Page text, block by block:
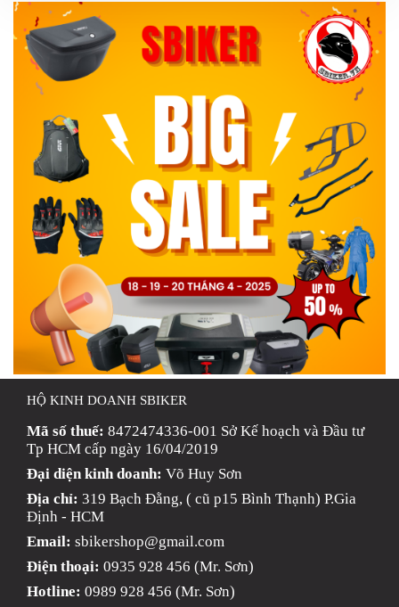
HỘ KINH DOANH SBIKER
Mã số thuế: 8472474336-001 Sở Kế hoạch và Đầu tư
Tp HCM cấp ngày 16/04/2019
Đại diện kinh doanh: Võ Huy Sơn
Địa chỉ: 319 Bạch Đằng, ( cũ p15 Bình Thạnh) P.Gia
Định - HCM
Email: sbikershop@gmail.com
Điện thoại: 0935 928 456 (Mr. Sơn)
Hotline: 0989 928 456 (Mr. Sơn)